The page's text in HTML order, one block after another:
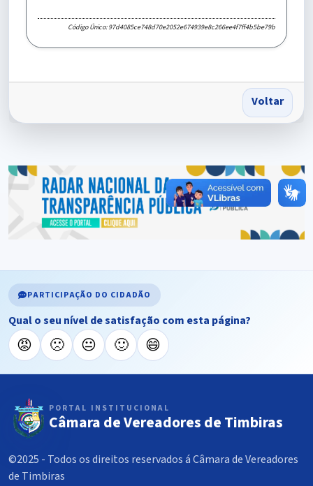
Código Único: 97d4085ce748d70e2052e674939e8c266ee4f7ff4b5be79b
Voltar
PARTICIPAÇÃO DO CIDADÃO
Qual o seu nível de satisfação com esta página?
😡 🙁 😐 🙂 😄
PORTAL INSTITUCIONAL
Câmara de Vereadores de Timbiras
©2025 - Todos os direitos reservados á Câmara de Vereadores
de Timbiras